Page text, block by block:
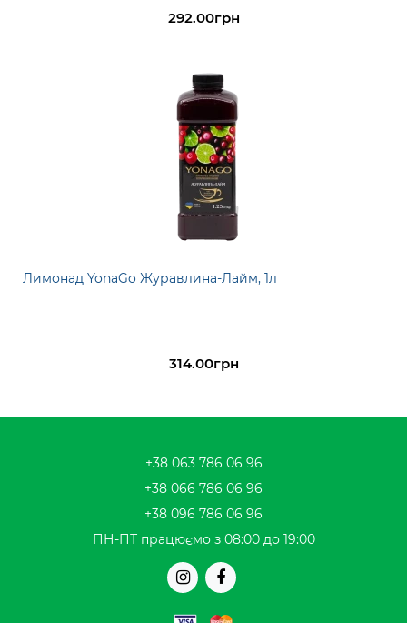
292.00грн
Лимонад YonaGo Журавлина-Лайм, 1л
314.00грн
+38 063 786 06 96
+38 066 786 06 96
+38 096 786 06 96
ПН-ПТ працюємо з 08:00 до 19:00